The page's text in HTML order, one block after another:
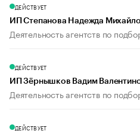
ДЕЙСТВУЕТ
ИП Степанова Надежда
Деятельность агентств по
ДЕЙСТВУЕТ
ИП Зёрнышков Вадим
Деятельность агентств по
ДЕЙСТВУЕТ